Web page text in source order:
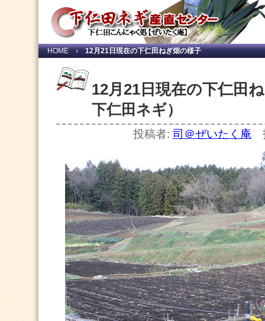
HOME›12月21日現在の下仁田ねぎ畑の様子
12月21日現在の下仁田
下仁田ネギ）
投稿者: 司＠ぜいたく庵